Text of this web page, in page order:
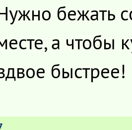
бежать
а чтобы
быстрее!